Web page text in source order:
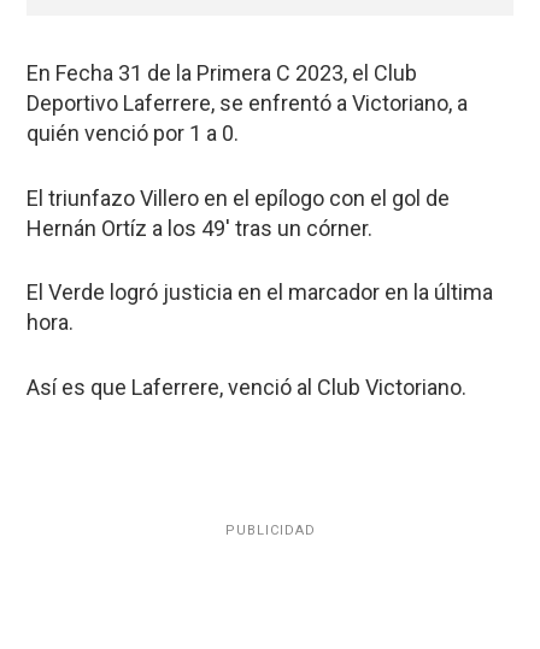
En Fecha 31 de la Primera C 2023, el Club
Deportivo Laferrere, se enfrentó a Victoriano, a
quién venció por 1 a 0.
El triunfazo Villero en el epílogo con el gol de
Hernán Ortíz a los 49′ tras un córner.
El Verde logró justicia en el marcador en la última
hora.
Así es que Laferrere, venció al Club Victoriano.
PUBLICIDAD